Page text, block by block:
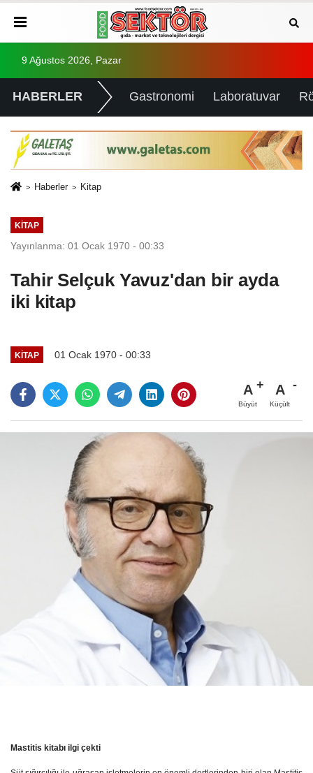
9 Ağustos 2026, Pazar
HABERLER Gastronomi Laboratuvar
Haberler Kitap
KITAP
Yayınlanma: 01 Ocak 1970 - 00:33
Tahir Selçuk Yavuz'dan bir ayda
iki kitap
KITAP 01 Ocak 1970 - 00:33
A
Büyüt
A
Küçült
Mastitis kitabı ilgi çekti